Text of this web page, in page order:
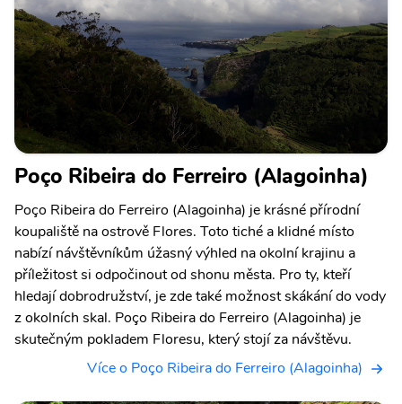
Poço Ribeira do Ferreiro (Alagoinha)
Poço Ribeira do Ferreiro (Alagoinha) je krásné přírodní
koupaliště na ostrově Flores. Toto tiché a klidné místo
nabízí návštěvníkům úžasný výhled na okolní krajinu a
příležitost si odpočinout od shonu města. Pro ty, kteří
hledají dobrodružství, je zde také možnost skákání do vody
z okolních skal. Poço Ribeira do Ferreiro (Alagoinha) je
skutečným pokladem Floresu, který stojí za návštěvu.
Více o Poço Ribeira do Ferreiro (Alagoinha)